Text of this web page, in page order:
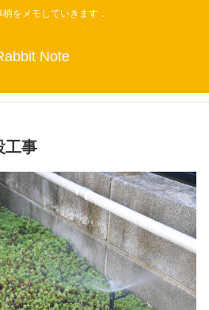
をメモしていきます．
Note
工事